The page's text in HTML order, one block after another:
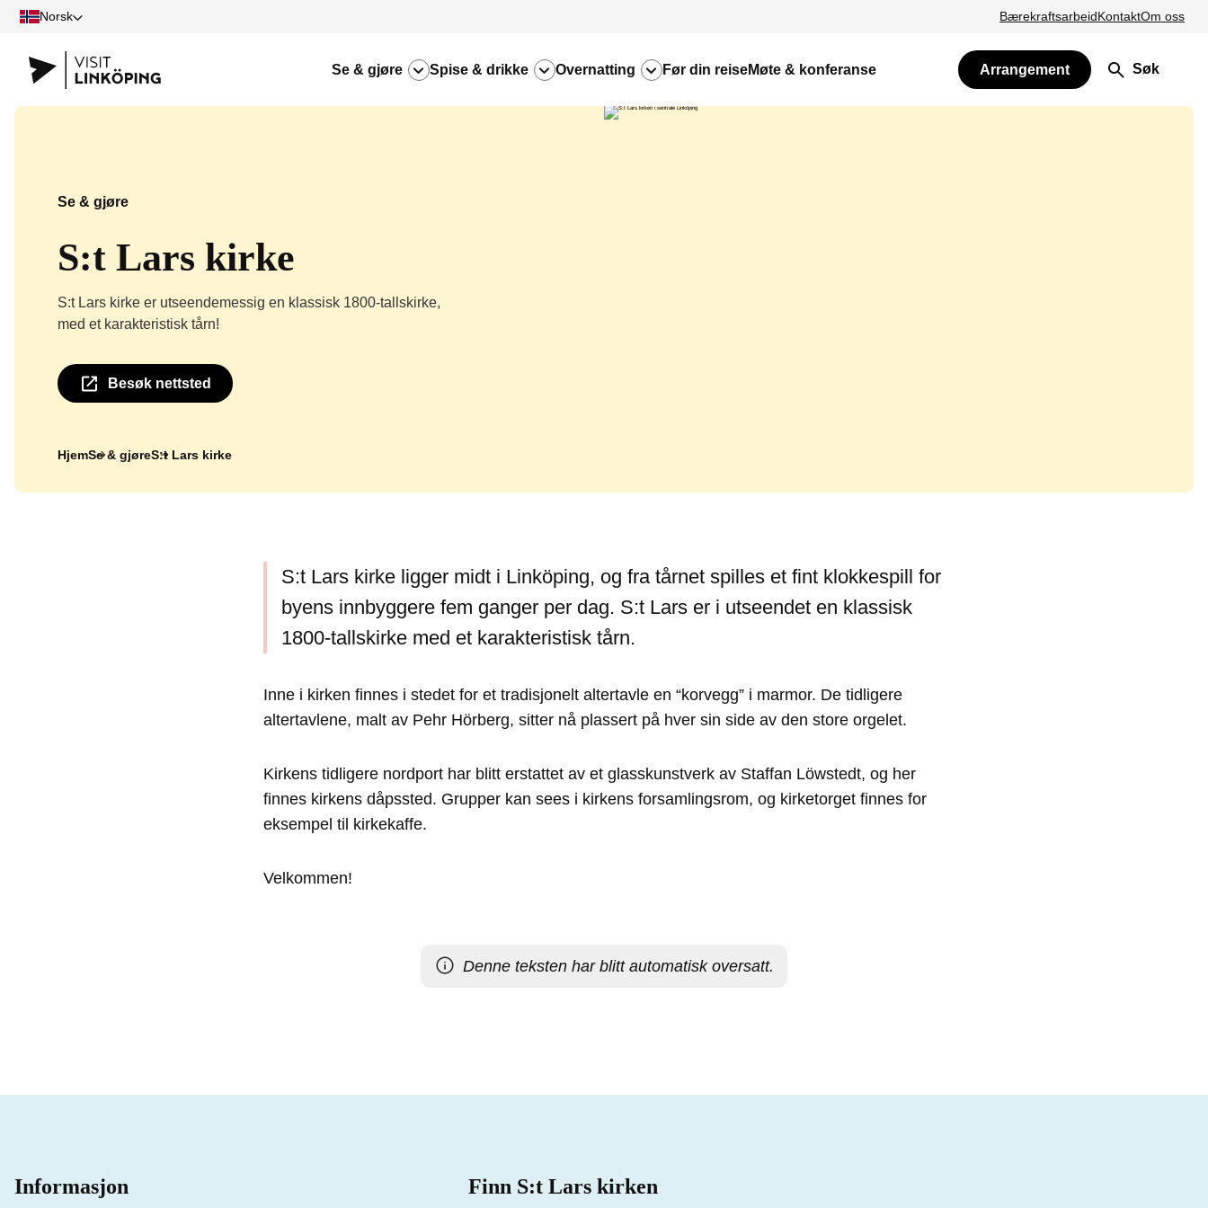
Norsk BærekraftsarbeidKontaktOm oss
Se & gjøre Spise & drikke Overnatting Før din reiseMøte & konferanse Arrangement Søk
Se & gjøre
S:t Lars kirke
S:t Lars kirke er utseendemessig en klassisk 1800-tallskirke,
med et karakteristisk tårn!
Besøk nettsted
HjemSe & gjøreS:t Lars kirke
S:t Lars kirke ligger midt i Linköping, og fra tårnet spilles et fint klokkespill for
byens innbyggere fem ganger per dag. S:t Lars er i utseendet en klassisk
1800-tallskirke med et karakteristisk tårn.
Inne i kirken finnes i stedet for et tradisjonelt altertavle en “korvegg” i marmor. De tidligere
altertavlene, malt av Pehr Hörberg, sitter nå plassert på hver sin side av den store orgelet.
Kirkens tidligere nordport har blitt erstattet av et glasskunstverk av Staffan Löwstedt, og her
finnes kirkens dåpssted. Grupper kan sees i kirkens forsamlingsrom, og kirketorget finnes for
eksempel til kirkekaffe.
Velkommen!
Denne teksten har blitt automatisk oversatt.
Informasjon Finn S:t Lars kirken